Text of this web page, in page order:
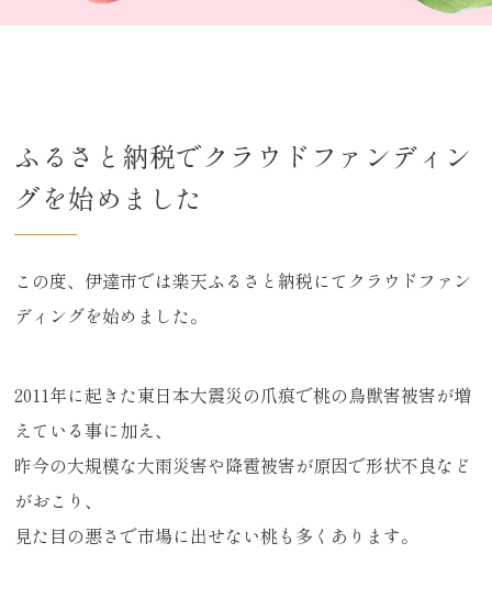
ふるさと納税でクラウドファンディン
グを始めました
この度、伊達市では楽天ふるさと納税にてクラウドファン
ディングを始めました。
2011年に起きた東日本大震災の爪痕で桃の鳥獣害被害が増
えている事に加え、
昨今の大規模な大雨災害や降雹被害が原因で形状不良など
がおこり、
見た目の悪さで市場に出せない桃も多くあります。